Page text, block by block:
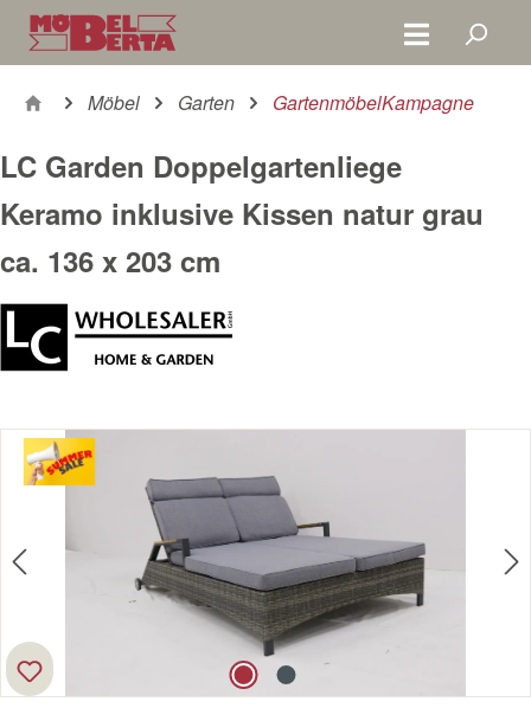
Zum Hauptinhalt springen
Möbel Garten GartenmöbelKampagne
LC Garden Doppelgartenliege
Keramo inklusive Kissen natur grau
ca. 136 x 203 cm
Bildergalerie überspringen